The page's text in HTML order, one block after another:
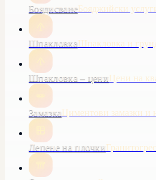
БоядисванеБояджийски
ШпакловкаШпакловка и
Шпакловка – цениЦени на
ЗамазкаЦиментови замазки и
Лепене на плочки